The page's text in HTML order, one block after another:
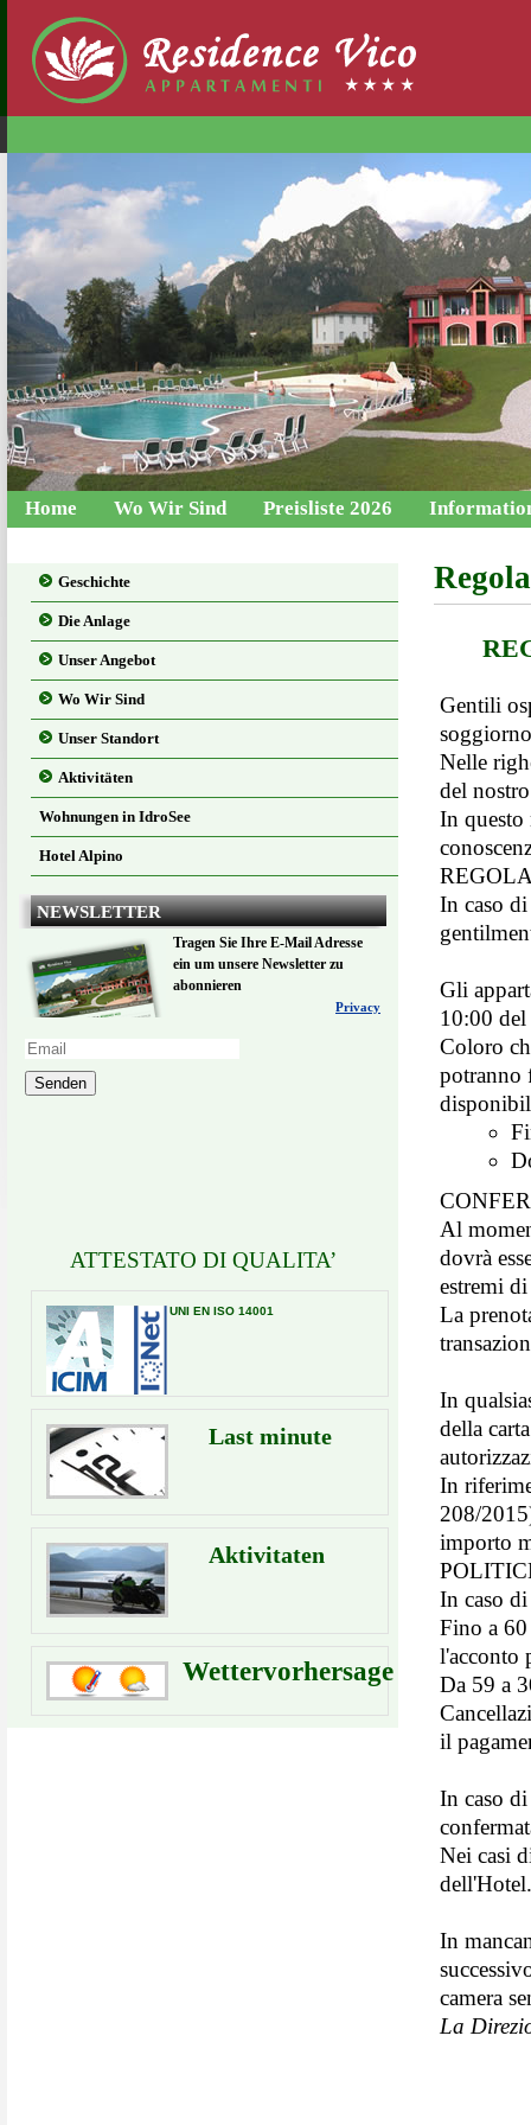
Home Wo Wir Sind Preisliste 2026
Geschichte
Die Anlage
Unser Angebot
Wo Wir Sind
Unser Standort
Aktivitäten
Wohnungen in IdroSee
Hotel Alpino
NEWSLETTER
Tragen Sie Ihre E-Mail Adresse
ein um unsere Newsletter zu
abonnieren
Privacy
Senden
ATTESTATO DI QUALITA’
UNI EN ISO 14001
Last minute
Aktivitaten
Wettervorhersage
Gentili
Nelle
del
In questo
In caso
Gli
10:00
Coloro
potranno
Al
dovrà
estremi
La
In
della
In
208/
importo
In caso
Fino a
l'acconto
Da 59 a
il
In caso
Nei casi
dell'Hotel.
In
camera
La